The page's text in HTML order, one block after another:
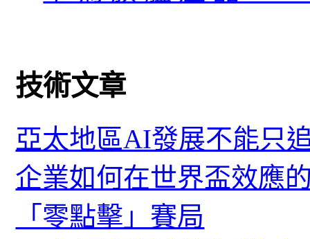
技術文章
亞太地區AI發展不能只
企業如何在世界盃效應
「零點擊」賽局